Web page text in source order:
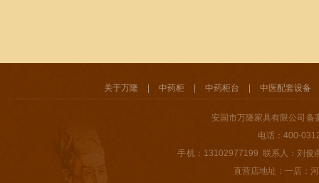
关于万隆 中药柜 中药柜台 中医配套设备
安国市万隆家具有限公司 备
电话：400-
手 机：13102977199 联系人：刘
直营店地址：一店：